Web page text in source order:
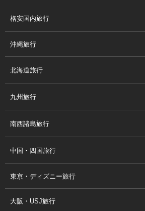
格安国内旅行
沖縄旅行
北海道旅行
九州旅行
南西諸島旅行
中国・四国旅行
東京・ディズニー旅行
大阪・USJ旅行